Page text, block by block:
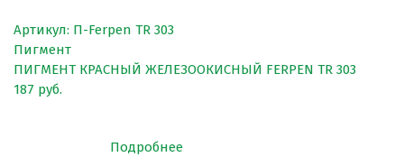
Артикул: П-Ferpen TR 303
Пигмент
ПИГМЕНТ КРАСНЫЙ ЖЕЛЕЗООКИСНЫЙ FERPEN TR 303
187 руб.
Подробнее